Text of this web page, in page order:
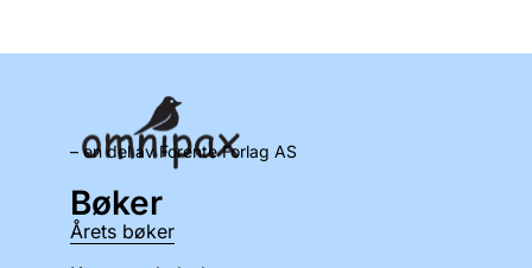
– en del av Forente Forlag AS
Bøker
Årets bøker